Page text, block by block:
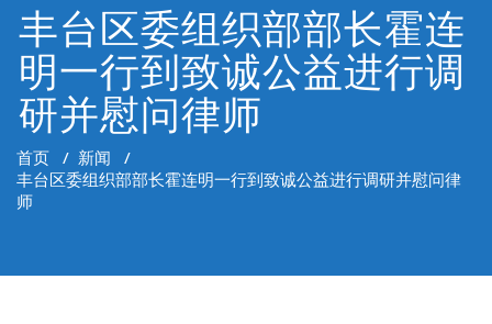
丰台区委组织部部长霍连
明一行到致诚公益进行调
研并慰问律师
首页 / 新闻 /
丰台区委组织部部长霍连明一行到致诚公益进行调研并慰问律
师